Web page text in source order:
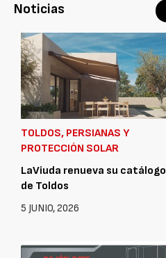
Noticias
TOLDOS, PERSIANAS Y
PROTECCIÓN SOLAR
LaViuda renueva su catálogo
de Toldos
5 JUNIO, 2026